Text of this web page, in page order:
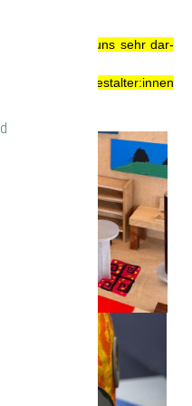
und freu­en uns sehr dar­
und Ge­stal­ter:innen